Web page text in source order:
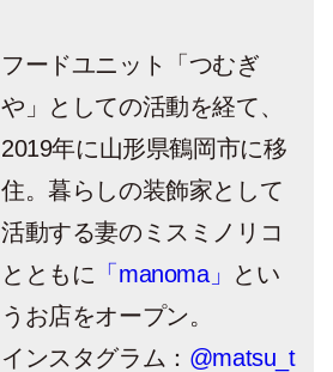
フードユニット「つむぎ
や」としての活動を経て、
2019年に山形県鶴岡市に移
住。暮らしの装飾家として
活動する妻のミスミノリコ
とともに 「manoma」
とい
うお店をオープン。
インスタグラム： @matsu_t